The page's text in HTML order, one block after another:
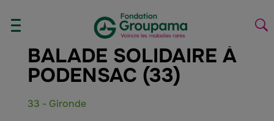
Aller à la navigation
AFFICHER/MASQUER
MENU
BALADE SOLIDAIRE À
PODENSAC (33)
33 - Gironde